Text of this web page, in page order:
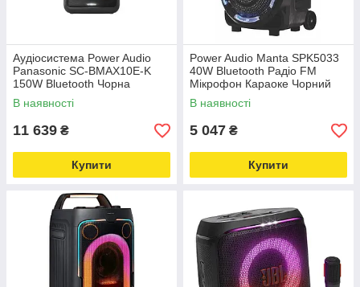
Аудіосистема Power Audio
Panasonic SC-BMAX10E-K
150W Bluetooth Чорна
В наявності
11 639 ₴
Купити
Power Audio Manta SPK5033
40W Bluetooth Радіо FM
Мікрофон Караоке Чорний
В наявності
5 047 ₴
Купити